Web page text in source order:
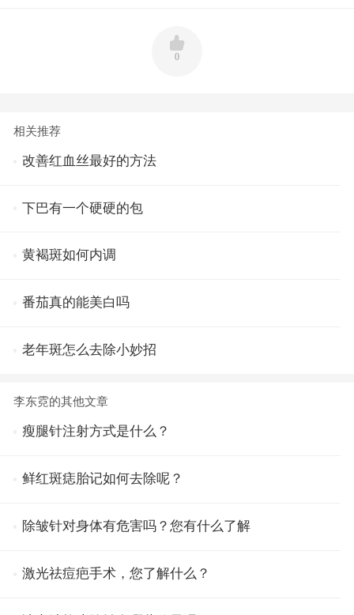
0
相关推荐
改善红血丝最好的方法
下巴有一个硬硬的包
黄褐斑如何内调
番茄真的能美白吗
老年斑怎么去除小妙招
李东霓的其他文章
瘦腿针注射方式是什么？
鲜红斑痣胎记如何去除呢？
除皱针对身体有危害吗？您有什么了解
激光祛痘疤手术，您了解什么？